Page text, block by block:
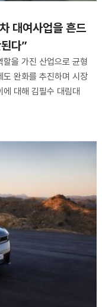
대여사업을 흔드
다”
할을 가진 산업으로 균형
완화를 추진하며 시장
대해 김필수 대림대